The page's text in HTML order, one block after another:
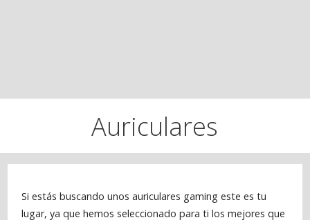
Auriculares
Si estás buscando unos auriculares gaming este es tu
lugar, ya que hemos seleccionado para ti los mejores que